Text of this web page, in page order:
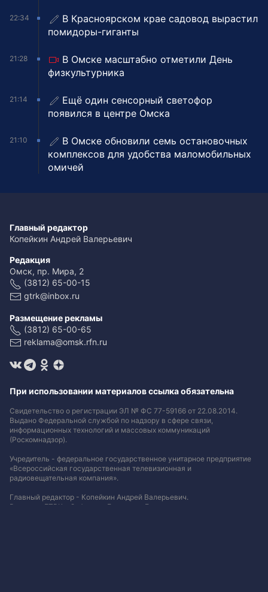
22:34
В Красноярском крае садовод вырастил
помидоры-гиганты
21:28
В Омске масштабно отметили День
физкультурника
21:14
Ещё один сенсорный светофор
появился в центре Омска
21:10
В Омске обновили семь остановочных
комплексов для удобства маломобильных
омичей
Главный редактор
Копейкин Андрей Валерьевич
Редакция
Омск, пр. Мира, 2
(3812) 65-00-15
gtrk@inbox.ru
Размещение рекламы
(3812) 65-00-65
reklama@omsk.rfn.ru
При использовании материалов ссылка обязательна
Свидетельство о регистрации ЭЛ № ФС 77-59166 от 22.08.2014.
Выдано Федеральной службой по надзору в сфере связи,
информационных технологий и массовых коммуникаций
(Роскомнадзор).
Учредитель - федеральное государственное унитарное предприятие
«Всероссийская государственная телевизионная и
радиовещательная компания».
Главный редактор - Копейкин Андрей Валерьевич.
Редактор ГТРК - Сафонова Екатерина Евгеньевна.